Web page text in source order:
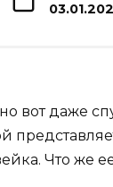
вот даже
Что же